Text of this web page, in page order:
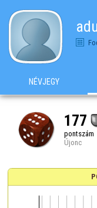
NÉVJEGY
177
pontszám
Újonc